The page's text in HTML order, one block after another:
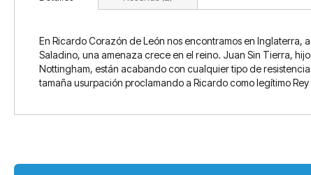
En Ricardo Corazón de León nos encontramos en Inglaterra,
Saladino, una amenaza crece en el reino. Juan Sin Tierra,
Nottingham, están acabando con cualquier tipo de
tamaña usurpación proclamando a Ricardo como legítimo